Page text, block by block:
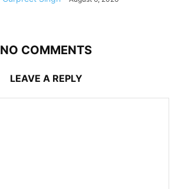
NO COMMENTS
LEAVE A REPLY